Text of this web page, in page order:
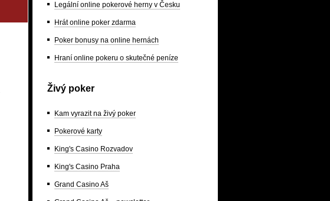
Legální online pokerové herny v Česku
Hrát online poker zdarma
Poker bonusy na online hernách
Hraní online pokeru o skutečné peníze
Živý poker
Kam vyrazit na živý poker
Pokerové karty
King's Casino Rozvadov
King's Casino Praha
Grand Casino Aš